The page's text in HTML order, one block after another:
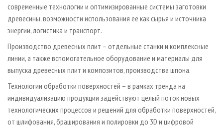
современные технологии и оптимизированные системы заготовки
древесины, возможности использования ее как сырья и источника
энергии, логистика и транспорт.
Производство древесных плит – отдельные станки и комплексные
линии, а также вспомогательное оборудование и материалы для
выпуска древесных плит и композитов, производства шпона.
Технологии обработки поверхностей – в рамках тренда на
индивидуализацию продукции задействуют целый поток новых
технологических процессов и решений для обработки поверхностей,
от шлифования, браширования и полировки до 3D и цифровой